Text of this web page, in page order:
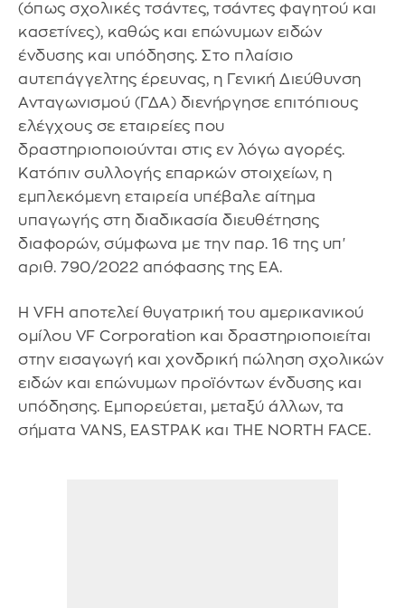
(όπως σχολικές τσάντες, τσάντες φαγητού και
κασετίνες), καθώς και επώνυμων ειδών
ένδυσης και υπόδησης. Στο πλαίσιο
αυτεπάγγελτης έρευνας, η Γενική Διεύθυνση
Ανταγωνισμού (ΓΔΑ) διενήργησε επιτόπιους
ελέγχους σε εταιρείες που
δραστηριοποιούνται στις εν λόγω αγορές.
Κατόπιν συλλογής επαρκών στοιχείων, η
εμπλεκόμενη εταιρεία υπέβαλε αίτημα
υπαγωγής στη διαδικασία διευθέτησης
διαφορών, σύμφωνα με την παρ. 16 της υπ'
αριθ. 790/2022 απόφασης της ΕΑ.
Η VFH αποτελεί θυγατρική του αμερικανικού
ομίλου VF Corporation και δραστηριοποιείται
στην εισαγωγή και χονδρική πώληση σχολικών
ειδών και επώνυμων προϊόντων ένδυσης και
υπόδησης. Εμπορεύεται, μεταξύ άλλων, τα
σήματα VANS, EASTPAK και THE NORTH FACE.